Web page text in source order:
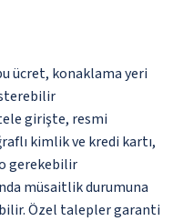
ücret, konaklama yeri
girişte, resmi
kimlik ve kredi kartı,
gerekebilir
müsaitlik durumuna
Özel talepler garanti